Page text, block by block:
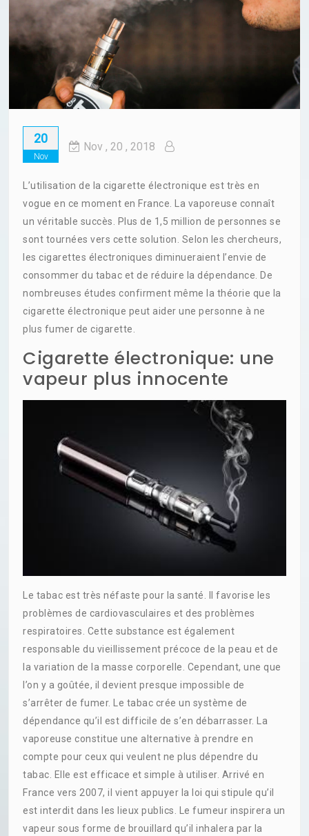
20
Nov
Nov , 20 , 2018
L’utilisation de la cigarette électronique est très en
vogue en ce moment en France. La vaporeuse connaît
un véritable succès. Plus de 1,5 million de personnes se
sont tournées vers cette solution. Selon les chercheurs,
les cigarettes électroniques diminueraient l’envie de
consommer du tabac et de réduire la dépendance. De
nombreuses études confirment même la théorie que la
cigarette électronique peut aider une personne à ne
plus fumer de cigarette.
Cigarette électronique: une
vapeur plus innocente
Le tabac est très néfaste pour la santé. Il favorise les
problèmes de cardiovasculaires et des problèmes
respiratoires. Cette substance est également
responsable du vieillissement précoce de la peau et de
la variation de la masse corporelle. Cependant, une que
l’on y a goûtée, il devient presque impossible de
s’arrêter de fumer. Le tabac crée un système de
dépendance qu’il est difficile de s’en débarrasser. La
vaporeuse constitue une alternative à prendre en
compte pour ceux qui veulent ne plus dépendre du
tabac. Elle est efficace et simple à utiliser. Arrivé en
France vers 2007, il vient appuyer la loi qui stipule qu’il
est interdit dans les lieux publics. Le fumeur inspirera un
vapeur sous forme de brouillard qu’il inhalera par la